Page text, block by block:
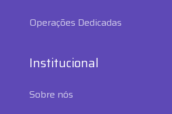
Operações Dedicadas
Institucional
Sobre nós